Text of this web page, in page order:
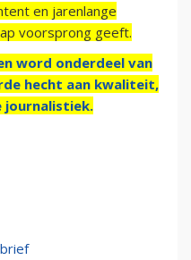
en jarenlange
voorsprong geeft.
word onderdeel van
hecht aan kwaliteit,
journalistiek.